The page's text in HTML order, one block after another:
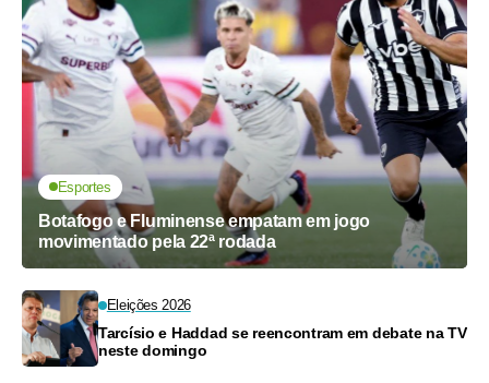
Esportes
Botafogo e Fluminense empatam em jogo
movimentado pela 22ª rodada
Eleições 2026
Tarcísio e Haddad se reencontram em debate na TV
neste domingo